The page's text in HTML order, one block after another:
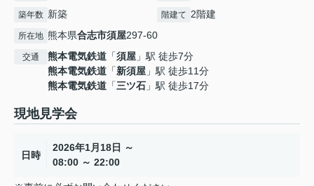
築年数 新築 階建て 2階建
所在地 熊本県合志市須屋297-60
交通 熊本電気鉄道 「須屋 」駅 徒歩7分
熊本電気鉄道 「新須屋 」駅 徒歩11分
熊本電気鉄道 「三ツ石 」駅 徒歩17分
現地見学会
日時
2026年1月18日 ～
08:00 ～ 22:00